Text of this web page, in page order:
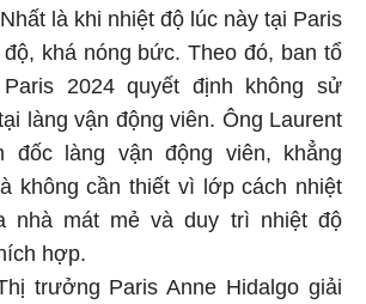
là khi nhiệt độ lúc này tại Paris
khá nóng bức. Theo đó, ban tổ
2024 quyết định không sử
làng vận động viên. Ông Laurent
đốc làng vận động viên, khẳng
không cần thiết vì lớp cách nhiệt
nhà mát mẻ và duy trì nhiệt độ
hợp.
trưởng Paris Anne Hidalgo giải